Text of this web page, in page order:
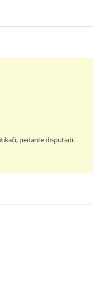
pedante disputadi.